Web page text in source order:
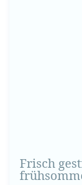
Frisch